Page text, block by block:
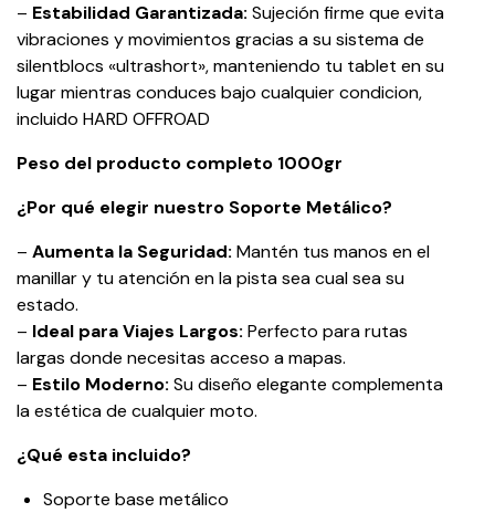
– Estabilidad Garantizada: Sujeción firme que evita
vibraciones y movimientos gracias a su sistema de
silentblocs «ultrashort», manteniendo tu tablet en su
lugar mientras conduces bajo cualquier condicion,
incluido HARD OFFROAD
Peso del producto completo 1000gr
¿Por qué elegir nuestro Soporte Metálico?
– Aumenta la Seguridad: Mantén tus manos en el
manillar y tu atención en la pista sea cual sea su
estado.
– Ideal para Viajes Largos: Perfecto para rutas
largas donde necesitas acceso a mapas.
– Estilo Moderno: Su diseño elegante complementa
la estética de cualquier moto.
¿Qué esta incluido?
Soporte base metálico